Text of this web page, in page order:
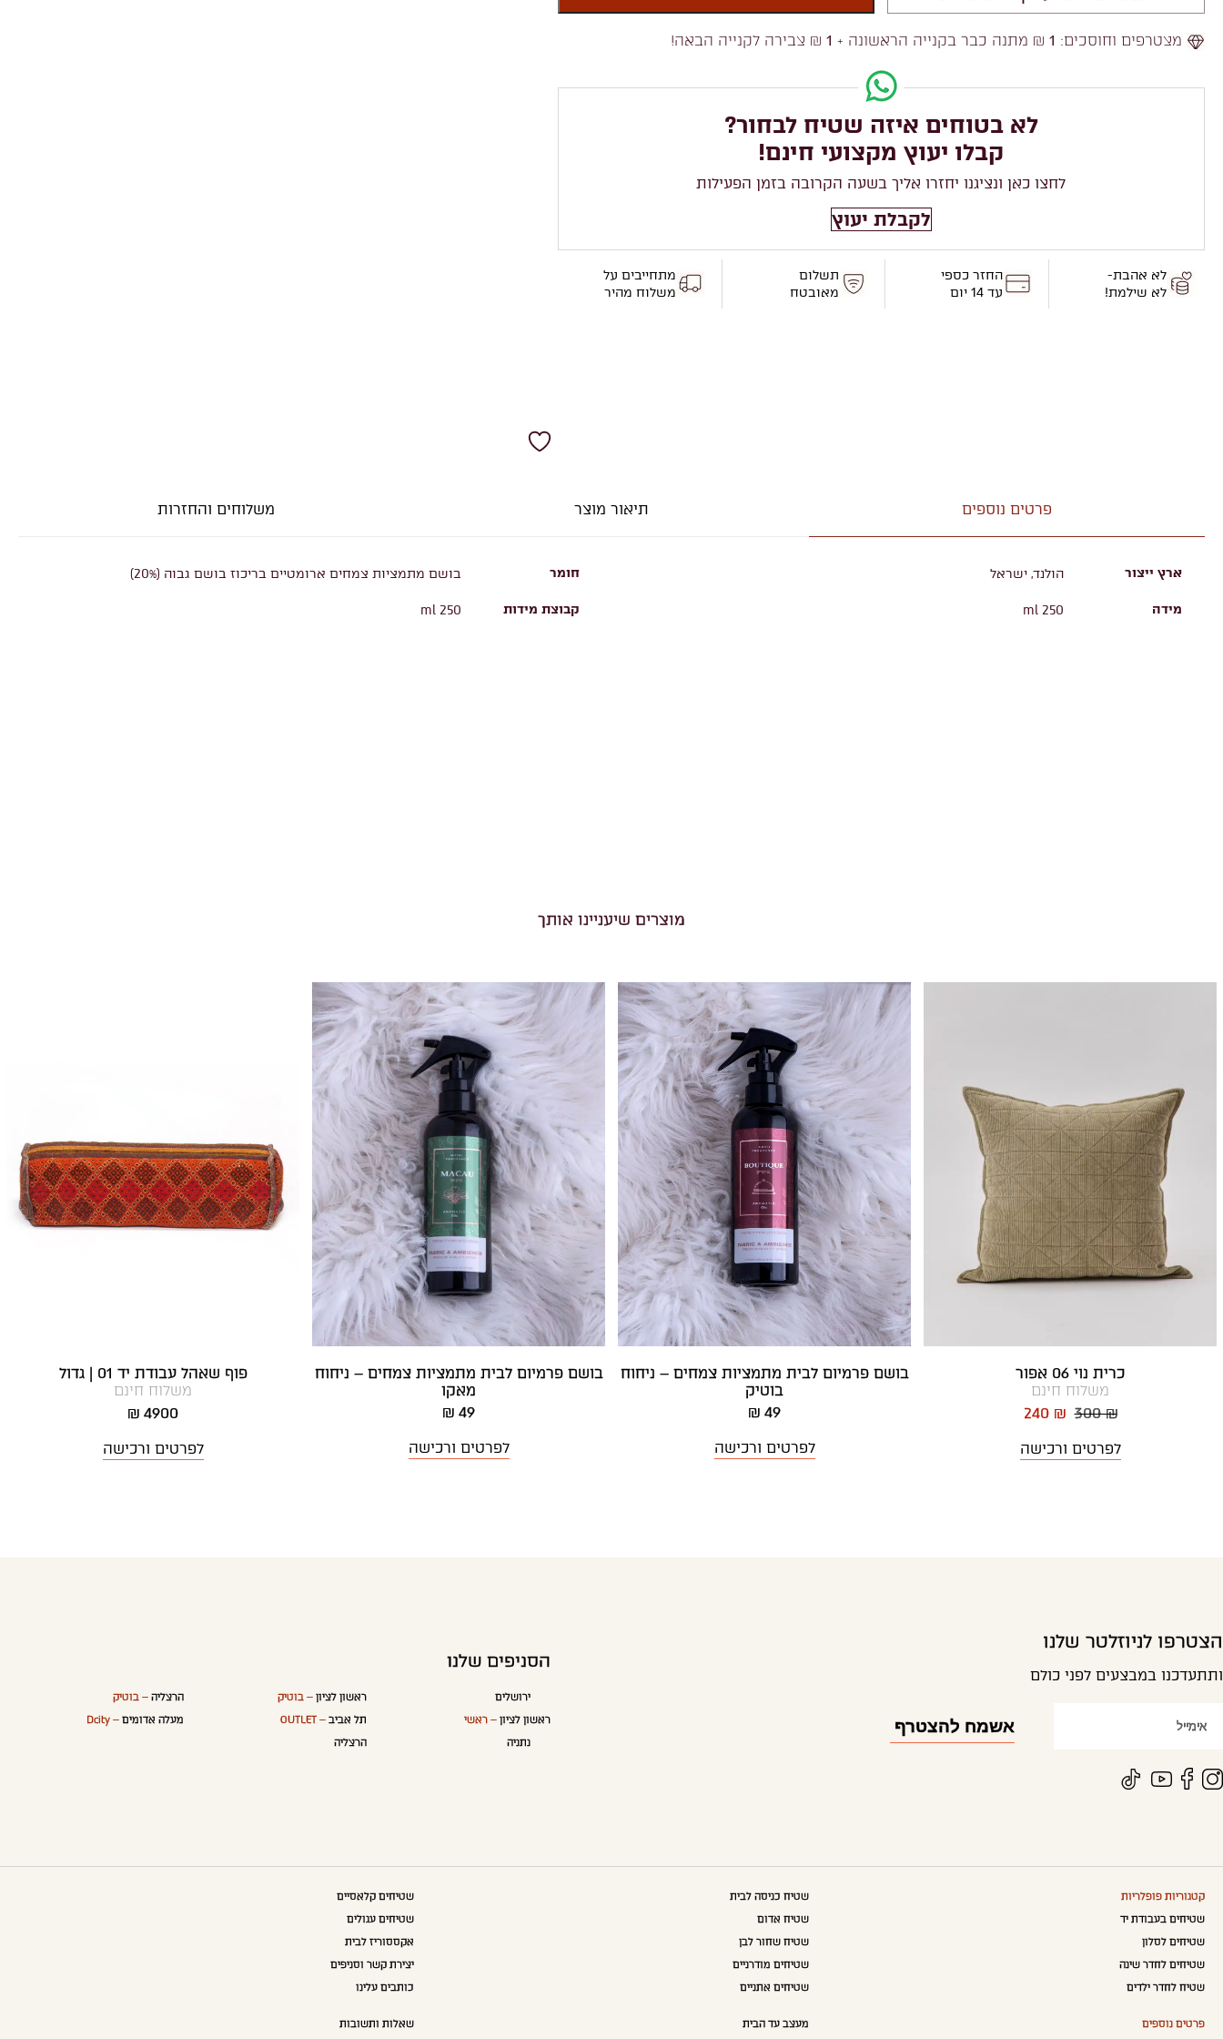
מצטרפים וחוסכים: 1 ₪ מתנה כבר בקנייה הראשונה + 1 ₪ צבירה לקנייה הבאה!
לא בטוחים איזה שטיח לבחור?
קבלו יעוץ מקצועי חינם!
לחצו כאן ונציגנו יחזרו אליך בשעה הקרובה בזמן הפעילות
לקבלת יעוץ
לא אהבת-
לא שילמת!
החזר כספי
עד 14 יום
תשלום
מאובטח
מתחייבים על
משלוח מהיר
פרטים נוספים תיאור מוצר משלוחים והחזרות
ארץ ייצור הולנד, ישראל חומר בושם מתמציות צמחים ארומטיים בריכוז בושם גבוה (20%)
מידה 250 ml קבוצת מידות 250 ml
מוצרים שיעניינו אותך
כרית נוי 06 אפור
משלוח חינם
300 ₪
240 ₪
לפרטים ורכישה
בושם פרמיום לבית מתמציות צמחים – ניחוח
בוטיק
49 ₪
לפרטים ורכישה
בושם פרמיום לבית מתמציות צמחים – ניחוח
מאקו
49 ₪
לפרטים ורכישה
פוף שאהל עבודת יד 01 | גדול
משלוח חינם
4900 ₪
לפרטים ורכישה
הצטרפו לניוזלטר שלנו
ותתעדכנו במבצעים לפני כולם
הסניפים שלנו
ירושלים
ראשון לציון – ראשי
נתניה
ראשון לציון– בוטיק
תל אביב– OUTLET
הרצליה
הרצליה– בוטיק
מעלה אדומים – Dcity
קטגוריות פופלריות
שטיחים בעבודת יד
שטיחים לסלון
שטיחים לחדר שינה
שטיח לחדר ילדים
שטיח כניסה לבית
שטיח אדום
שטיח שחור לבן
שטיחים מודרניים
שטיחים אתניים
שטיחים קלאסיים
שטיחים עגולים
אקססוריז לבית
יצירת קשר וסניפים
כותבים עלינו
פרטים נוספים מעצב עד הבית שאלות ותשובות